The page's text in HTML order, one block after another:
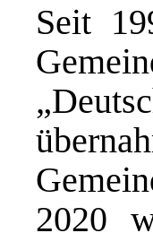
Seit
2020